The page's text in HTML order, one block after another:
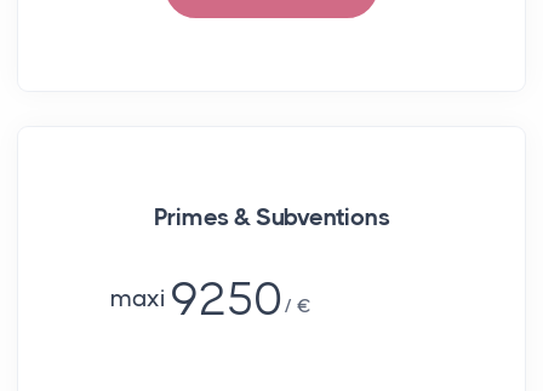
Primes & Subventions
maxi 9250 €